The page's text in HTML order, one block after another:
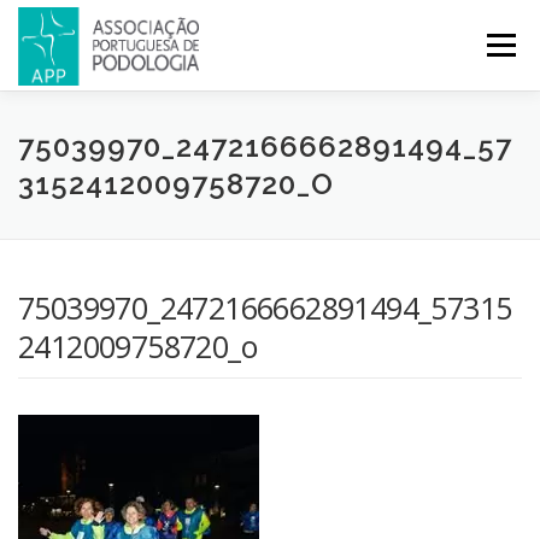
Menu
APP PODOLOGIA LICENCIATURA EM PODOLOGIA
CONGRESSOS REVISTA CONTACTOS
75039970_2472166662891494_57
3152412009758720_O
75039970_2472166662891494_57315
2412009758720_o